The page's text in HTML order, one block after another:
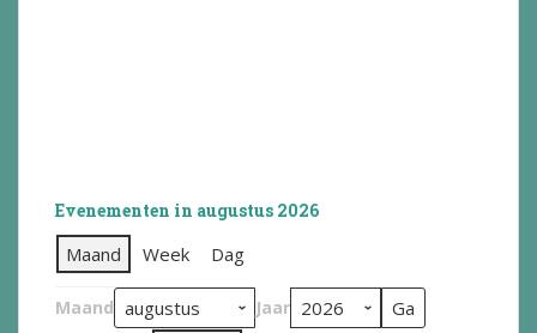
Evenementen in augustus 2026
Maand Week Dag
Maand Jaar